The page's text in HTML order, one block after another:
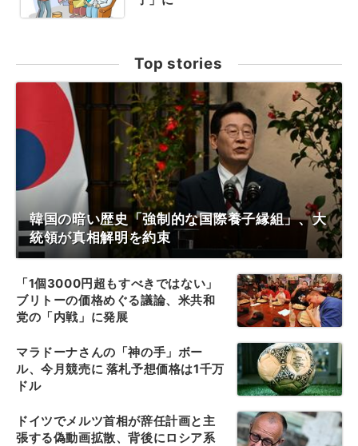
Top stories
韓国の暗い歴史「強制的な国際養子縁組」、大
統領が真相解明を約束
「1個3000円超もすべきではない」
ブリトーの価格めぐる議論、米共和
党の「内戦」に発展
マラドーナさんの「神の手」ボー
ル、今月競売に 落札予想価格は1千万
ドル
ドイツでメルツ首相が辞任計画と主
張する偽動画拡散、背後にロシア系